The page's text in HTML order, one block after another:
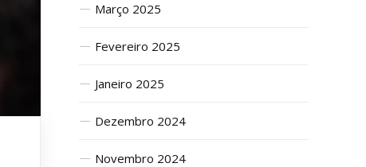
Março 2025
Fevereiro 2025
Janeiro 2025
Dezembro 2024
Novembro 2024